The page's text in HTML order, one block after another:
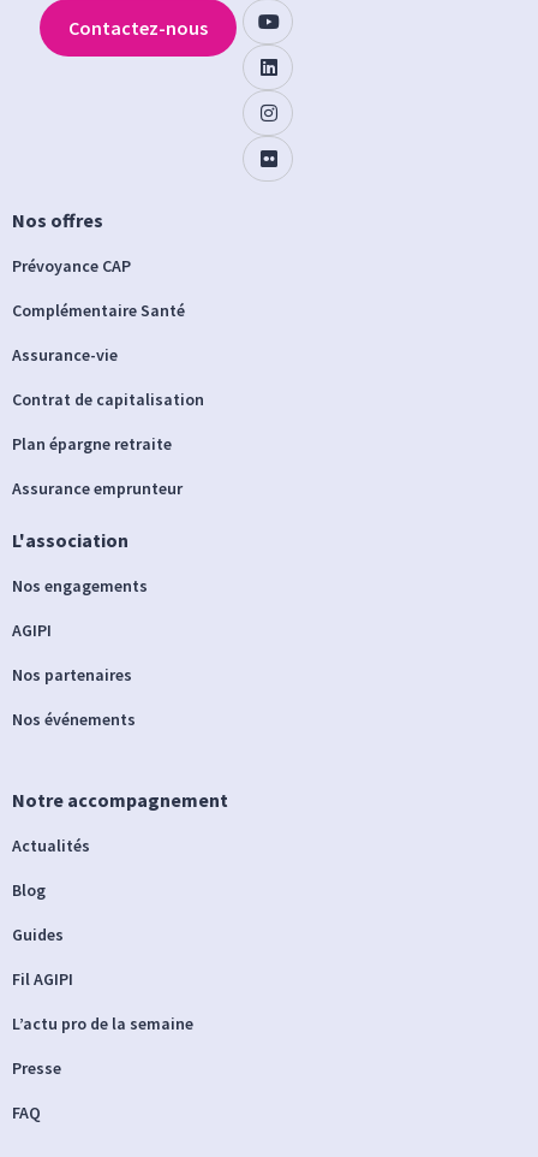
Nos offres
Prévoyance CAP
Complémentaire Santé
Assurance-vie
Contrat de capitalisation
Plan épargne retraite
Assurance emprunteur
L'association
Nos engagements
AGIPI
Nos partenaires
Nos événements
Notre accompagnement
Actualités
Blog
Guides
Fil AGIPI
L’actu pro de la semaine
Presse
FAQ
Contactez-nous